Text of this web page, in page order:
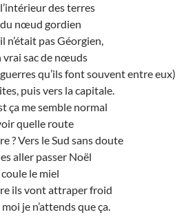
des terres
nœud gordien
n’était pas Géorgien,
vrai sac de nœuds
qu’ils font souvent entre eux)
puis vers la capitale.
ça me semble normal
quelle route
? Vers le Sud sans doute
aller passer Noël
coule le miel
ils vont attraper froid
je n’attends que ça.